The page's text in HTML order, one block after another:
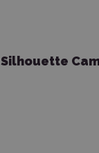
Silhouette